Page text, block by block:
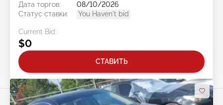
Дата торгов:
08/10/2026
Статус ставки:
You Haven't bid
Current Bid:
$0
СТАВИТЬ